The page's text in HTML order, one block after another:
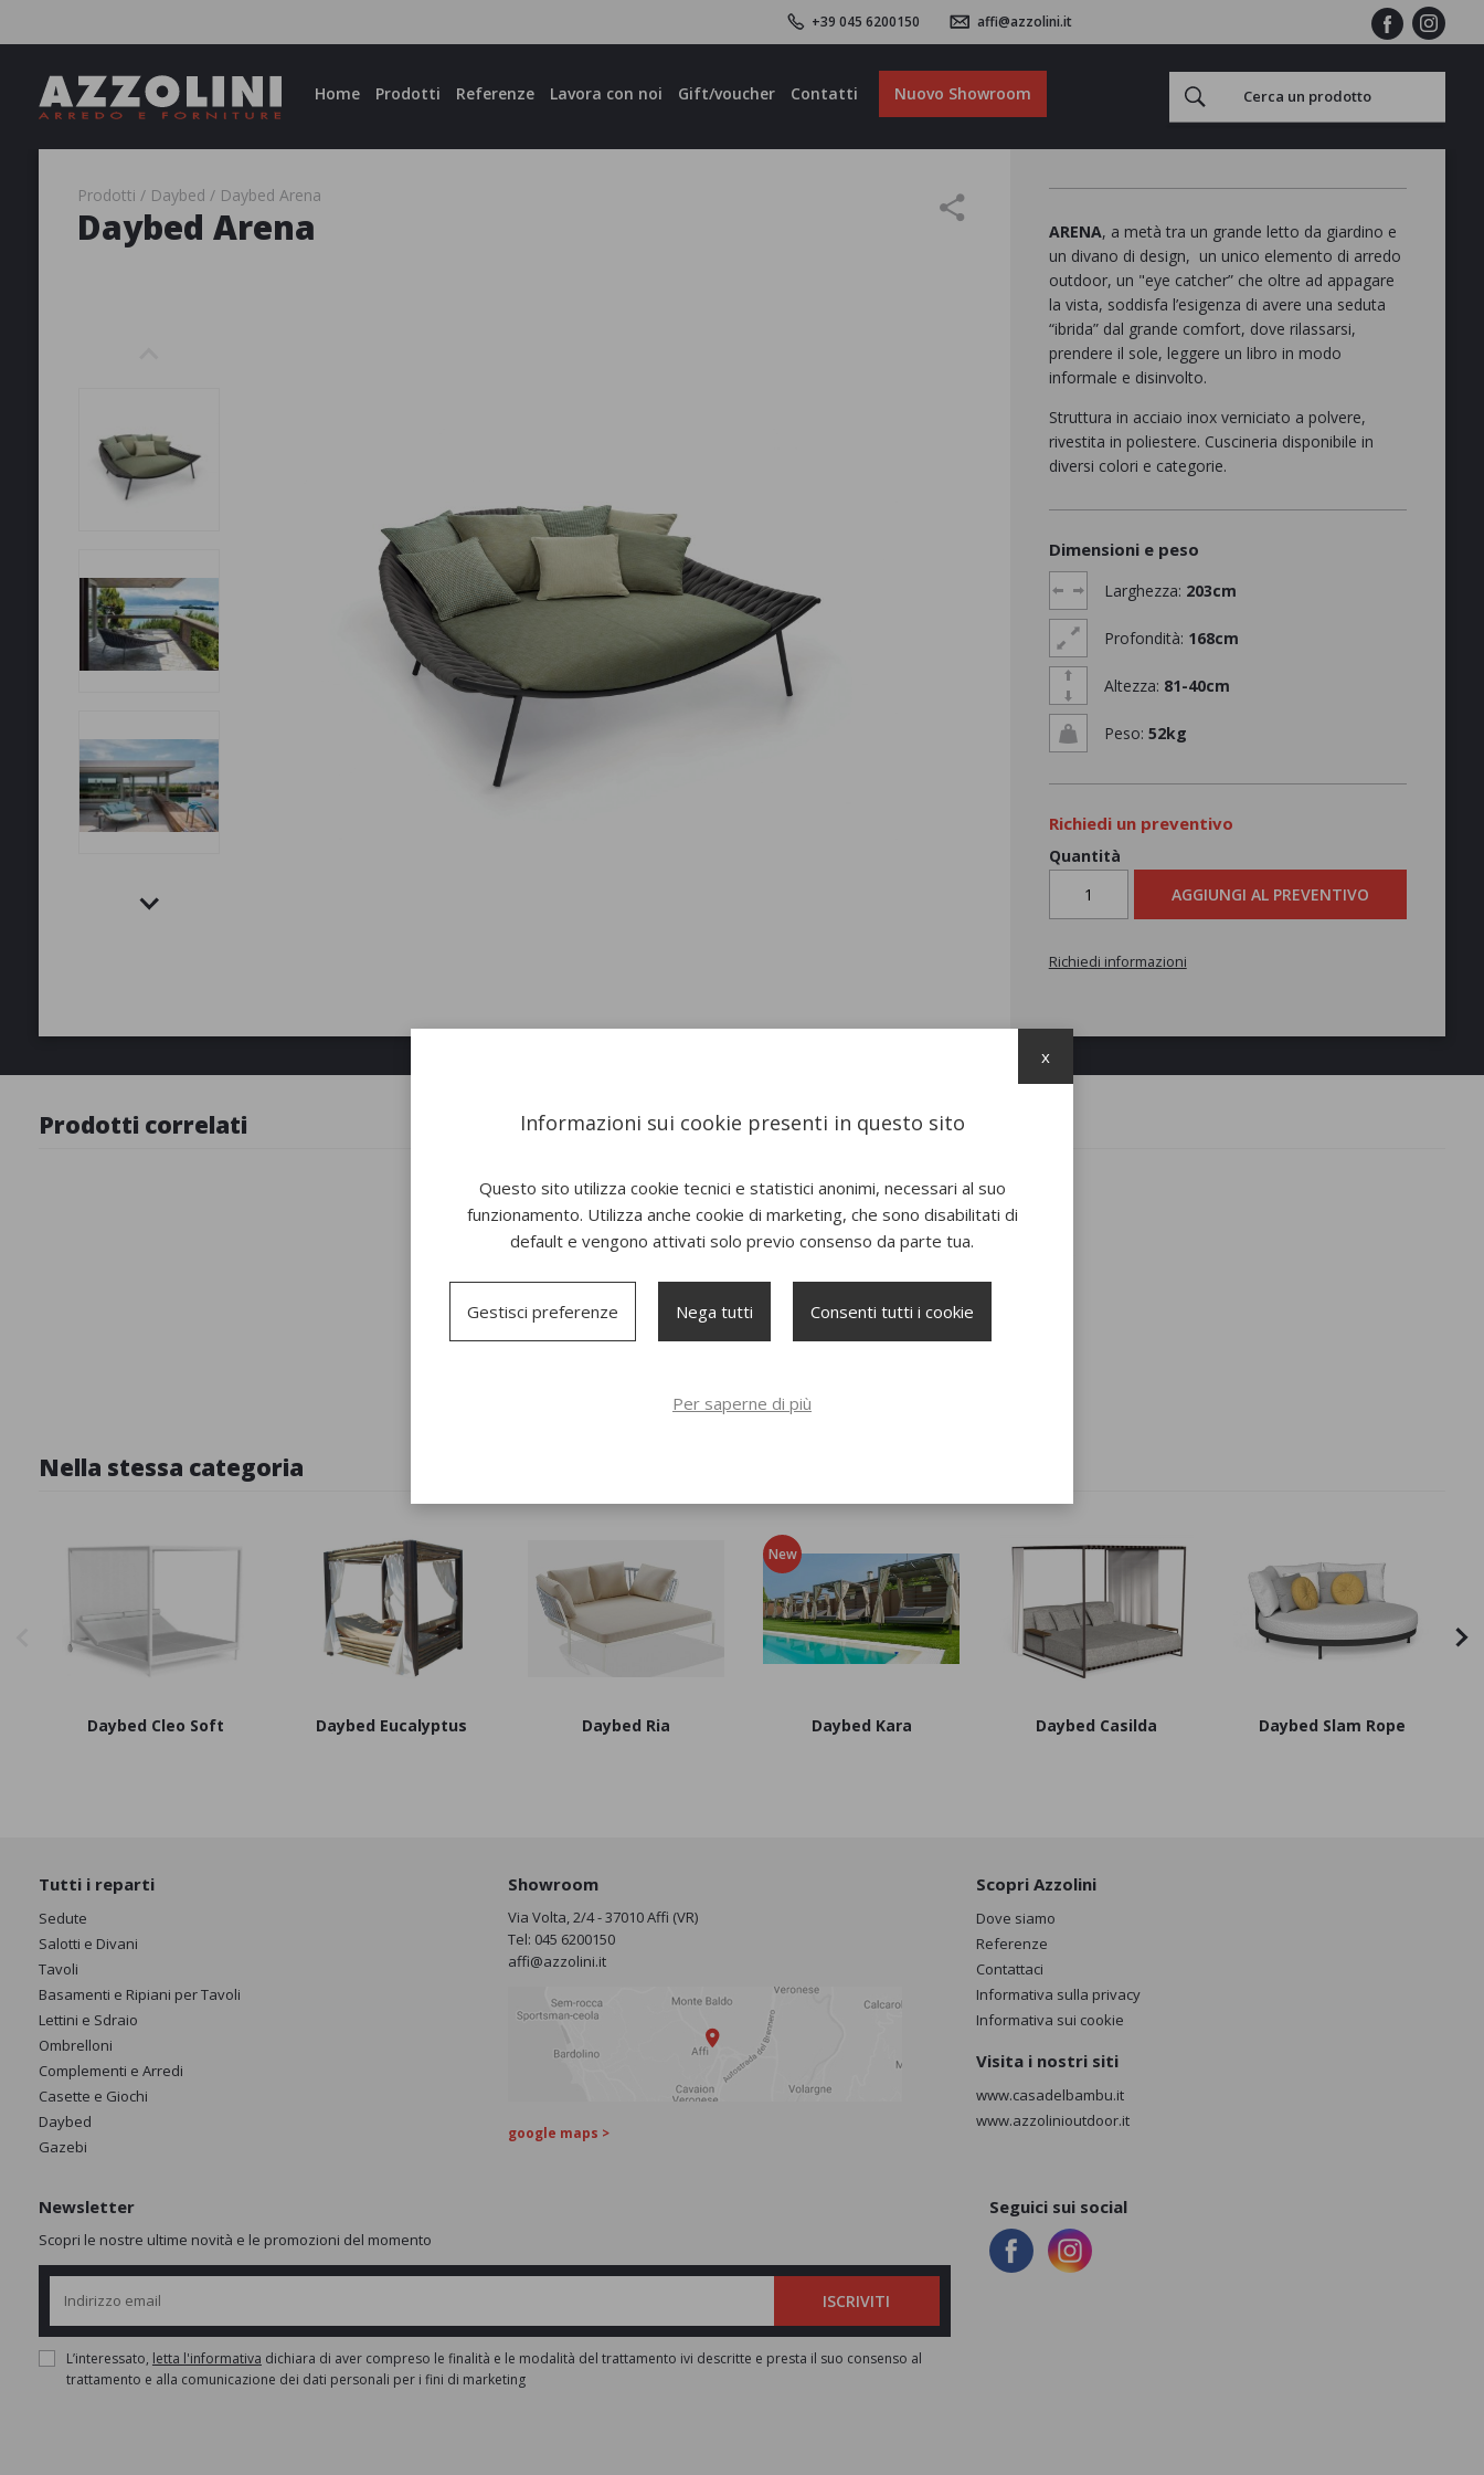
+39 045 6200150 affi@azzolini.it
Home Prodotti Referenze Lavora con noi Gift/voucher Contatti Nuovo Showroom
Prodotti Daybed Daybed Arena
Daybed Arena ARENA, a metà tra un grande letto da giardino e
un divano di design, un unico elemento di arredo
outdoor, un "eye catcher” che oltre ad appagare
la vista, soddisfa l’esigenza di avere una seduta
“ibrida” dal grande comfort, dove rilassarsi,
prendere il sole, leggere un libro in modo
informale e disinvolto.
Struttura in acciaio inox verniciato a polvere,
rivestita in poliestere. Cuscineria disponibile in
diversi colori e categorie.
Dimensioni e peso
Larghezza: 203cm
Profondità: 168cm
Altezza: 81-40cm
Peso: 52kg
Richiedi un preventivo
Quantità
AGGIUNGI AL PREVENTIVO
Richiedi informazioni
Prodotti correlati
Nella stessa categoria
Daybed Cleo Soft Daybed Eucalyptus Daybed Ria
New
Daybed Kara Daybed Casilda Daybed Slam Rope
Tutti i reparti
Sedute
Salotti e Divani
Tavoli
Basamenti e Ripiani per Tavoli
Lettini e Sdraio
Ombrelloni
Complementi e Arredi
Casette e Giochi
Daybed
Gazebi
Showroom
Via Volta, 2/4 - 37010 Affi (VR)
Tel: 045 6200150
affi@azzolini.it
google maps >
Scopri Azzolini
Dove siamo
Referenze
Contattaci
Informativa sulla privacy
Informativa sui cookie
Visita i nostri siti
www.casadelbambu.it
www.azzolinioutdoor.it
Newsletter
Scopri le nostre ultime novità e le promozioni del momento
ISCRIVITI
L’interessato, letta l'informativa dichiara di aver compreso le finalità e le modalità del trattamento ivi descritte e presta il suo consenso al
trattamento e alla comunicazione dei dati personali per i fini di marketing
Seguici sui social
Informazioni sui cookie presenti in questo sito
Questo sito utilizza cookie tecnici e statistici anonimi, necessari al suo
funzionamento. Utilizza anche cookie di marketing, che sono disabilitati di
default e vengono attivati solo previo consenso da parte tua.
Gestisci preferenze Nega tutti Consenti tutti i cookie
Per saperne di più
x